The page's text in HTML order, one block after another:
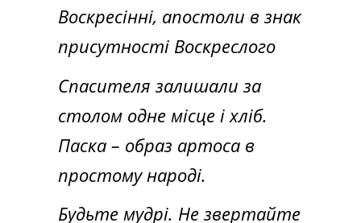
Воскресінні, апостоли в знак
присутності Воскреслого
Спасителя залишали за
столом одне місце і хліб.
Паска – образ артоса в
простому народі.
Будьте мудрі. Не звертайте